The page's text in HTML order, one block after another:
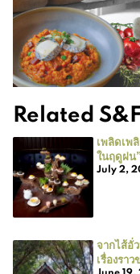
Related S&F
เพลิดเพ
ในฤดูฝน
July 2,
จากไส้อั่
เรื่องรา